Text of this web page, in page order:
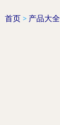
首页 > 产品大全